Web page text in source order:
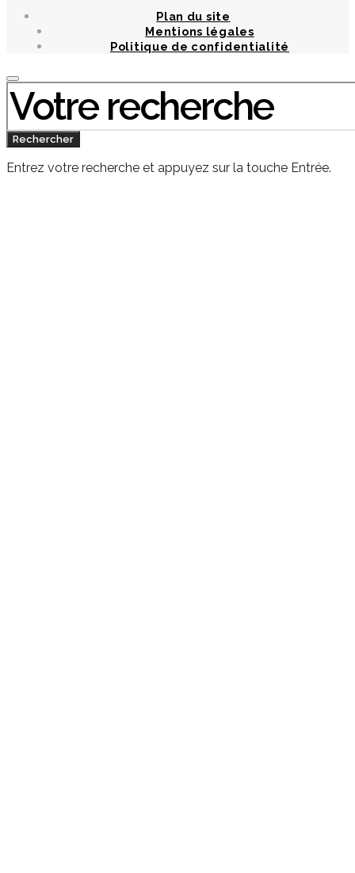
Plan du site
Mentions légales
Politique de confidentialité
Chercher
Rechercher
Entrez votre recherche et appuyez sur la touche Entrée.